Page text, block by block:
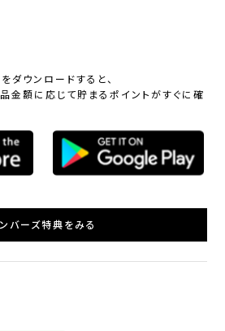
ダウンロードすると、
金額に応じて貯まるポイントがすぐに確
バーズ特典をみる